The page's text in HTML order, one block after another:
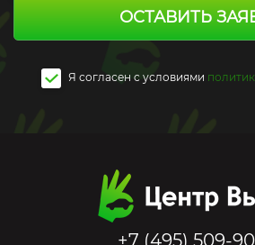
ОСТАВИТЬ
Я согласен c условиями
+7 (495) 509-